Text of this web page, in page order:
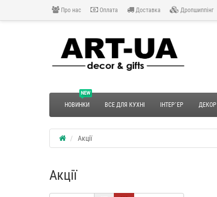
Про нас Оплата Доставка Дропшиппінг
NEW
НОВИНКИ ВСЕ ДЛЯ КУХНІ ІНТЕР`ЕР ДЕКОР
Акції
Акції